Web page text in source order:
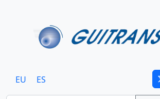
EU ES